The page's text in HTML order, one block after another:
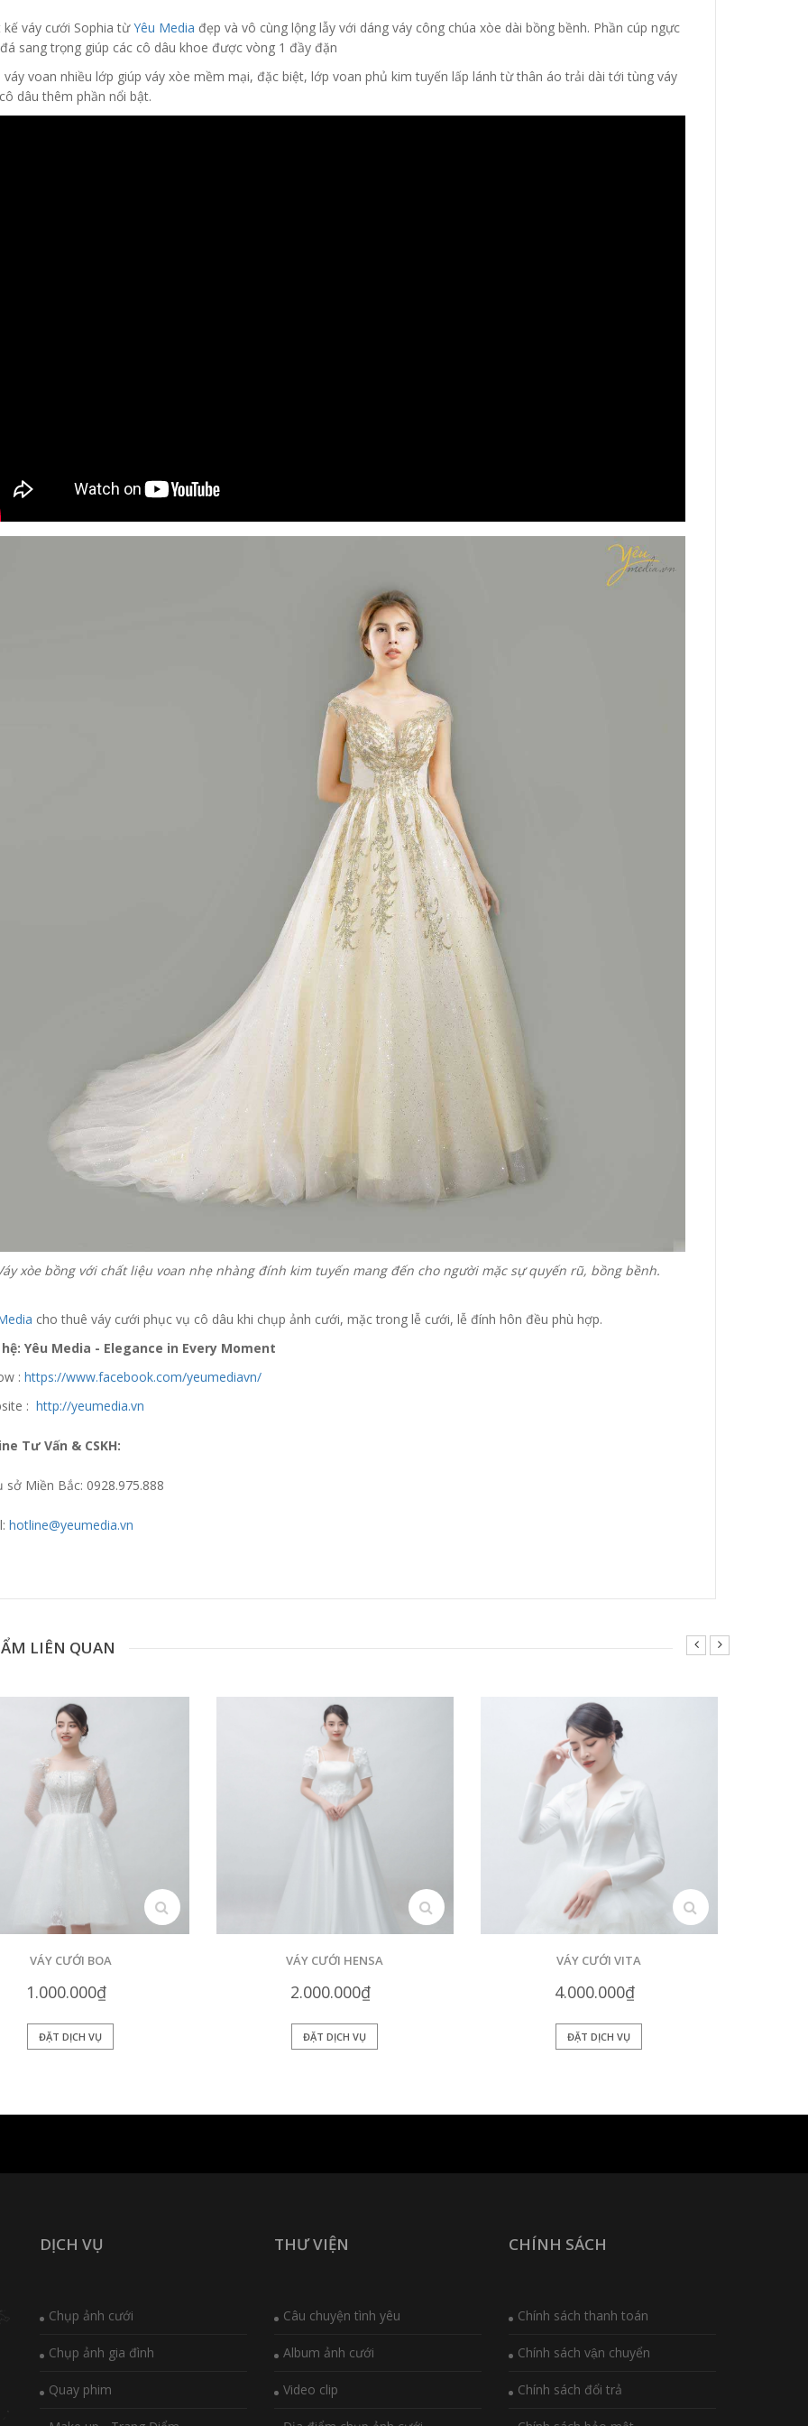
kế váy cưới Sophia từYêu Media đẹp và vô cùng lộng lẫy với dáng váy công chúa xòe dài bồng bềnh. Phần cúp ngực
sang trọng giúp các cô dâu khoe được vòng 1 đầy đặn
váy voan nhiều lớp giúp váy xòe mềm mại, đặc biệt, lớp voan phủ kim tuyến lấp lánh từ thân áo trải dài tới tùng váy
dâu thêm phần nổi bật.
xòe bồng với chất liệu voan nhẹ nhàng đính kim tuyến mang đến cho người mặc sự quyến rũ, bồng bềnh.
cho thuê váy cưới phục vụ cô dâu khi chụp ảnh cưới, mặc trong lễ cưới, lễ đính hôn đều phù hợp.
Yêu Media - Elegance in Every Moment
: https://www.facebook.com/yeumediavn/
: http://yeumedia.vn
Tư Vấn & CSKH:
sở Miền Bắc: 0928.975.888
hotline@yeumedia.vn
LIÊN QUAN
search
VÁY CƯỚI BOA
1.000.000₫
ĐẶT DỊCH VỤ
search
VÁY CƯỚI HENSA
2.000.000₫
ĐẶT DỊCH VỤ
search
VÁY CƯỚI VITA
4.000.000₫
ĐẶT DỊCH VỤ
DỊCH VỤ
Chụp ảnh cưới
Chụp ảnh gia đình
Quay phim
THƯ VIỆN
Câu chuyện tình yêu
Album ảnh cưới
Video clip
CHÍNH SÁCH
Chính sách thanh toán
Chính sách vận chuyển
Chính sách đổi trả